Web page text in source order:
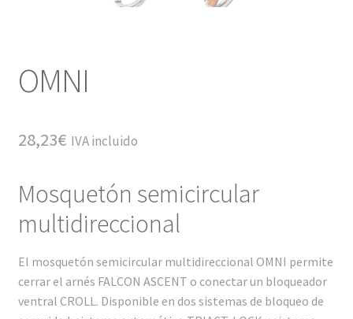
OMNI
28,23€ IVA incluido
Mosquetón semicircular
multidireccional
El mosquetón semicircular multidireccional OMNI permite
cerrar el arnés FALCON ASCENT o conectar un bloqueador
ventral CROLL. Disponible en dos sistemas de bloqueo de